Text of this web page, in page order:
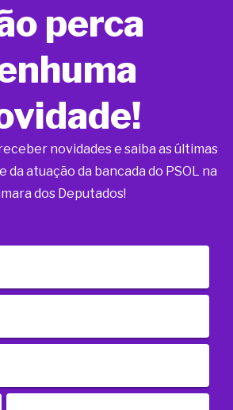
perca
novidades e saiba as últimas
da atuação da bancada do PSOL na
dos Deputados!